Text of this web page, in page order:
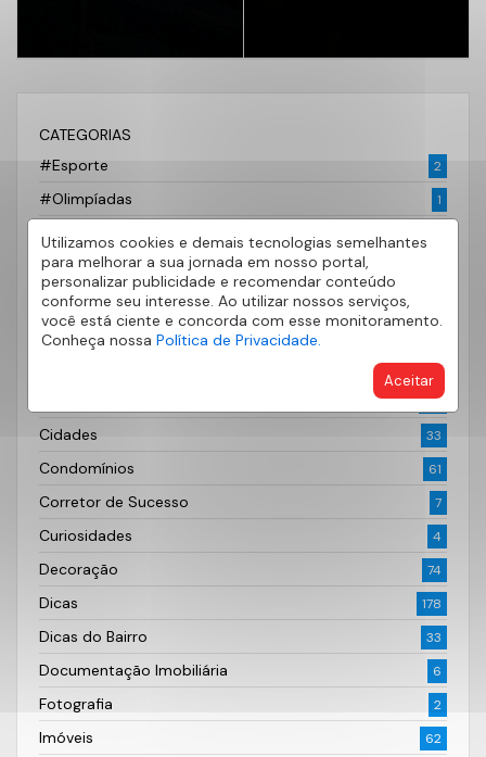
Utilizamos cookies e demais tecnologias semelhantes
para melhorar a sua jornada em nosso portal,
personalizar publicidade e recomendar conteúdo
conforme seu interesse. Ao utilizar nossos serviços,
você está ciente e concorda com esse monitoramento.
Conheça nossa Política de Privacidade.
Aceitar
CATEGORIAS
#Esporte
2
#Olimpíadas 1
AE Patrimonio
AE500
Aluguel
Apartamento
49
30
Cidades 33
Condomínios 61
Corretor de Sucesso 7
Curiosidades 4
Decoração 74
Dicas 178
Dicas do Bairro 33
Documentação Imobiliária 6
Fotografia 2
Imóveis 62